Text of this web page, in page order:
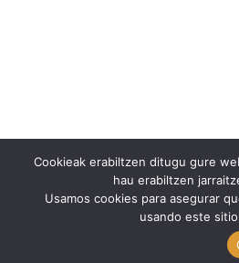
Cookieak erabiltzen ditugu gure
hau erabiltzen
Usamos cookies para asegurar
usando este